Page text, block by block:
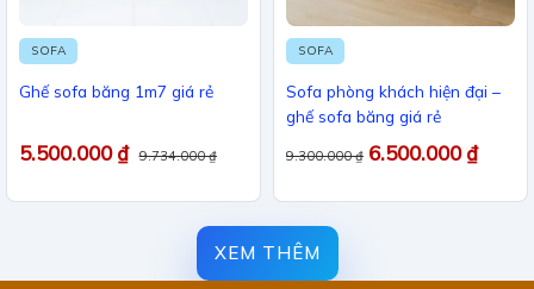
SOFA
Ghế sofa băng 1m7 giá rẻ
5.500.000₫ 9.734.000₫
SOFA
Sofa phòng khách hiện đại –
ghế sofa băng giá rẻ
9.300.000₫ 6.500.000₫
XEM THÊM